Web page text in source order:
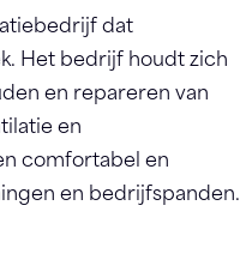
dat
Het bedrijf houdt zich
en repareren van
en
comfortabel en
en bedrijfspanden.